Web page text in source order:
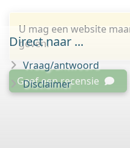
U mag een website
geven.
Geef een recensie
Direct naar ...
Vraag/antwoord
Disclaimer